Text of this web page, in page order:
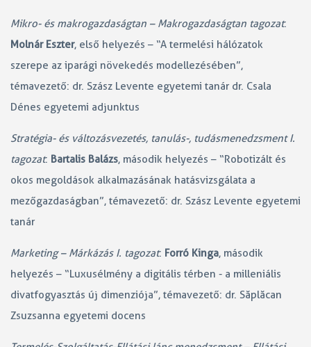
Mikro- és makrogazdaságtan – Makrogazdaságtan tagozat:
Molnár Eszter, első helyezés – “A termelési hálózatok
szerepe az iparági növekedés modellezésében”,
témavezető: dr. Szász Levente egyetemi tanár dr. Csala
Dénes egyetemi adjunktus
Stratégia- és változásvezetés, tanulás-, tudásmenedzsment I.
tagozat: Bartalis Balázs, második helyezés – “Robotizált és
okos megoldások alkalmazásának hatásvizsgálata a
mezőgazdaságban”, témavezető: dr. Szász Levente egyetemi
tanár
Marketing – Márkázás I. tagozat: Forró Kinga, második
helyezés – “Luxusélmény a digitális térben - a milleniális
divatfogyasztás új dimenziója”, témavezető: dr. Săplăcan
Zsuzsanna egyetemi docens